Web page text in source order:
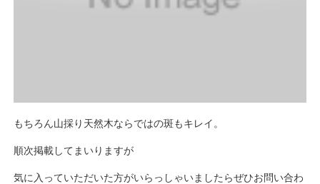
もちろん山採り天然木ならではの斑もキレイ。
順次掲載してまいりますが
気に入っていただいた方がいらっしゃいましたらぜひお問い合わ